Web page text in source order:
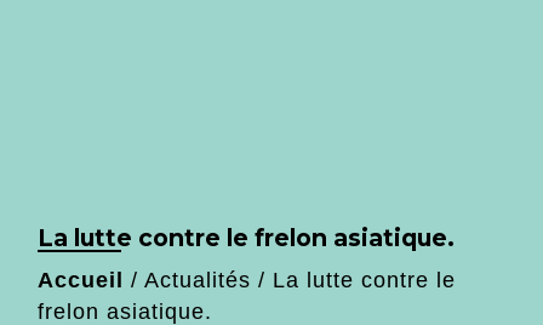
La lutte contre le frelon asiatique.
Accueil / Actualités / La lutte contre le
frelon asiatique.